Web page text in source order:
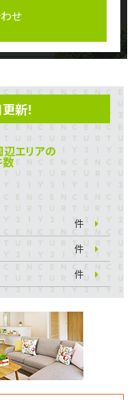
せ
新！
辺エリアの
件
件
件